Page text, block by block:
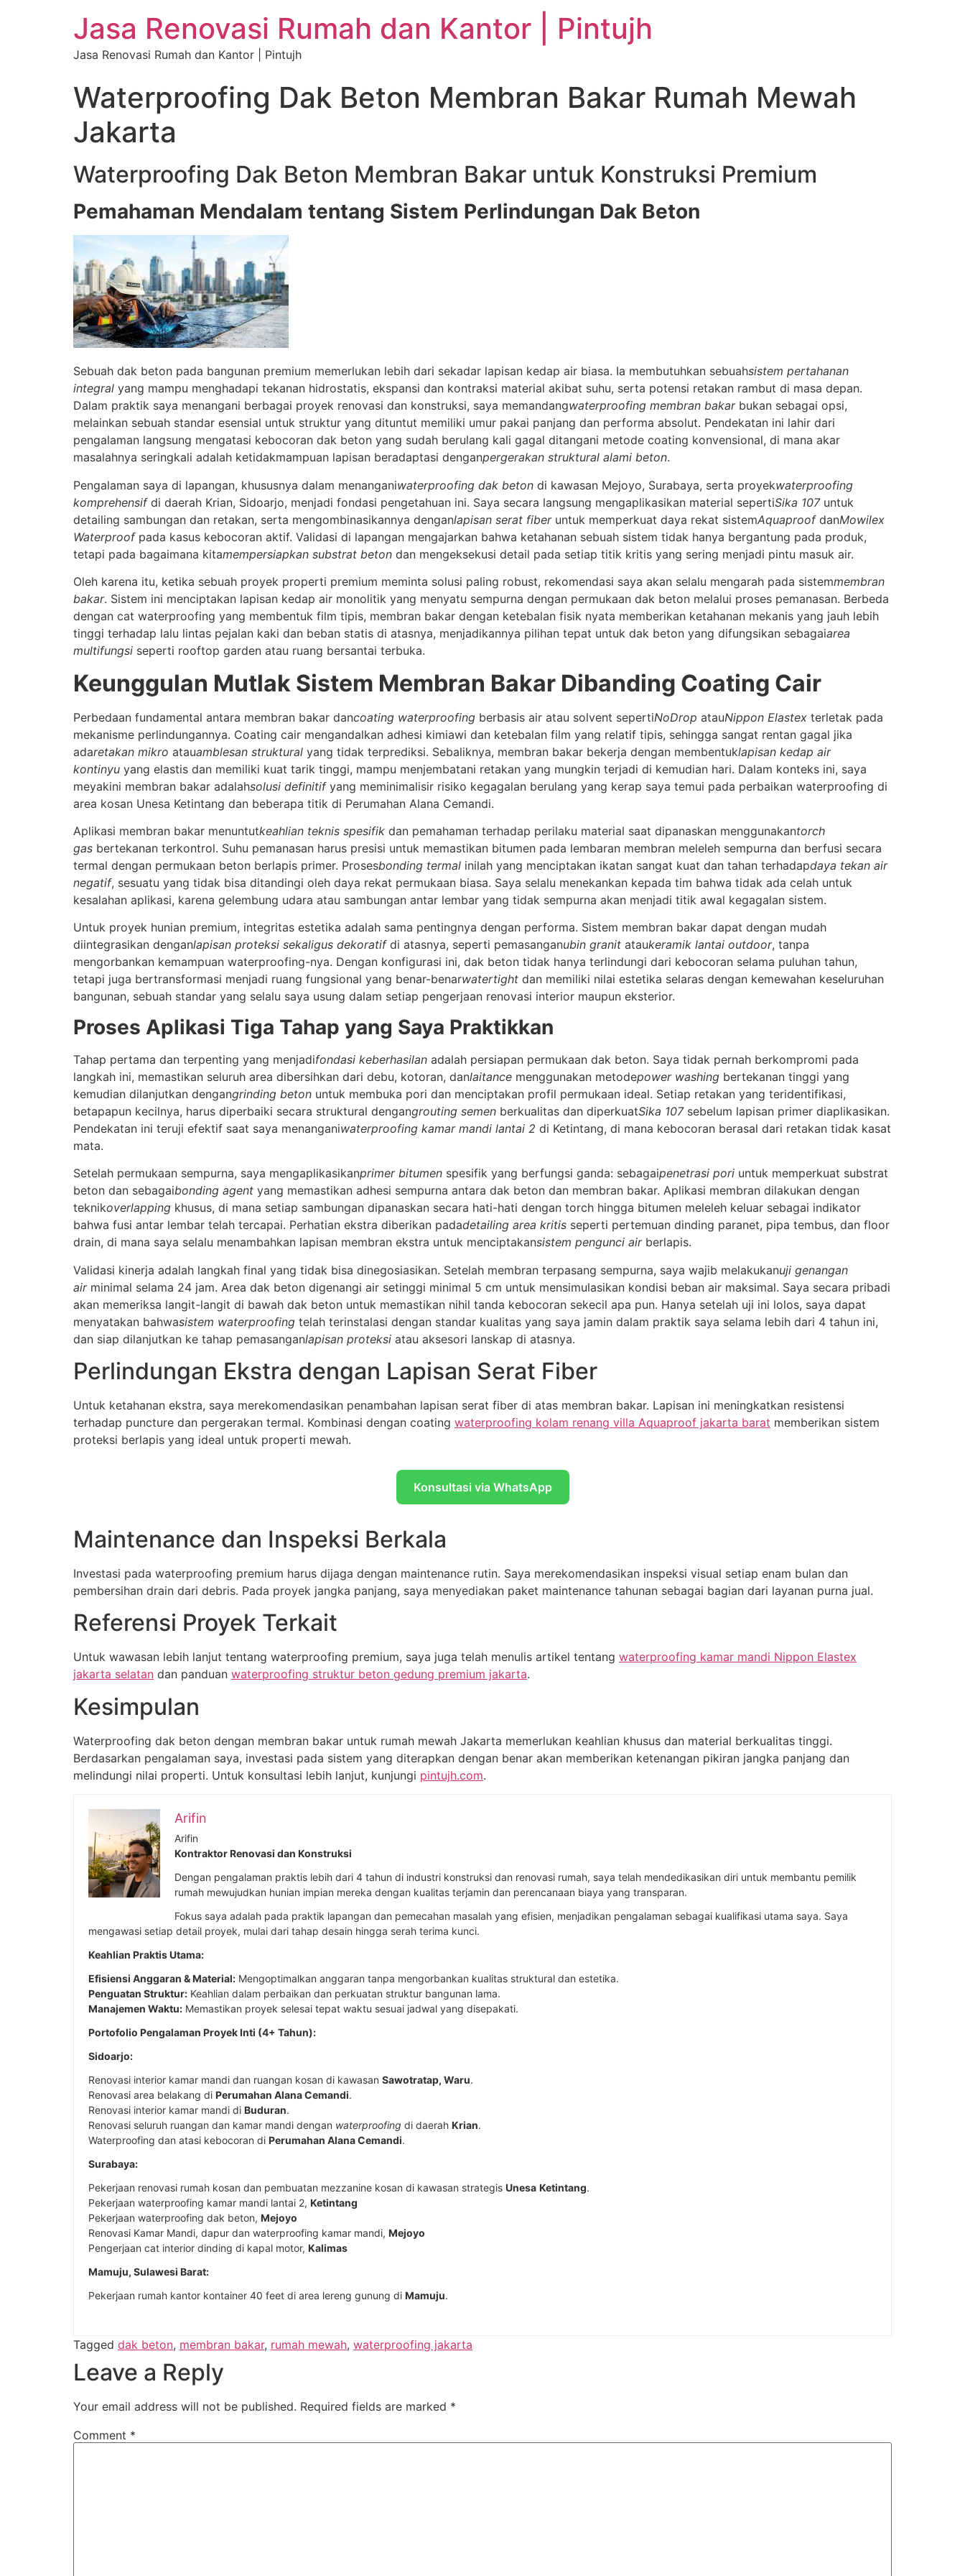
Jasa Renovasi Rumah dan Kantor | Pintujh
Jasa Renovasi Rumah dan Kantor | Pintujh
Waterproofing Dak Beton Membran Bakar Rumah Mewah
Jakarta
Waterproofing Dak Beton Membran Bakar untuk Konstruksi Premium
Pemahaman Mendalam tentang Sistem Perlindungan Dak Beton
Sebuah dak beton pada bangunan premium memerlukan lebih dari sekadar lapisan kedap air biasa. Ia membutuhkan sebuahsistem pertahanan
integral yang mampu menghadapi tekanan hidrostatis, ekspansi dan kontraksi material akibat suhu, serta potensi retakan rambut di masa depan.
Dalam praktik saya menangani berbagai proyek renovasi dan konstruksi, saya memandangwaterproofing membran bakarbukan sebagai opsi,
melainkan sebuah standar esensial untuk struktur yang dituntut memiliki umur pakai panjang dan performa absolut. Pendekatan ini lahir dari
pengalaman langsung mengatasi kebocoran dak beton yang sudah berulang kali gagal ditangani metode coating konvensional, di mana akar
masalahnya seringkali adalah ketidakmampuan lapisan beradaptasi denganpergerakan struktural alami beton.
Pengalaman saya di lapangan, khususnya dalam menanganiwaterproofing dak beton di kawasan Mejoyo, Surabaya, serta proyekwaterproofing
komprehensifdi daerah Krian, Sidoarjo, menjadi fondasi pengetahuan ini. Saya secara langsung mengaplikasikan material sepertiSika 107untuk
detailing sambungan dan retakan, serta mengombinasikannya denganlapisan serat fiberuntuk memperkuat daya rekat sistemAquaproofdanMowilex
Waterproofpada kasus kebocoran aktif. Validasi di lapangan mengajarkan bahwa ketahanan sebuah sistem tidak hanya bergantung pada produk,
tetapi pada bagaimana kitamempersiapkan substrat beton dan mengeksekusi detail pada setiap titik kritis yang sering menjadi pintu masuk air.
Oleh karena itu, ketika sebuah proyek properti premium meminta solusi paling robust, rekomendasi saya akan selalu mengarah pada sistemmembran
bakar. Sistem ini menciptakan lapisan kedap air monolitik yang menyatu sempurna dengan permukaan dak beton melalui proses pemanasan. Berbeda
dengan cat waterproofing yang membentuk film tipis, membran bakar dengan ketebalan fisik nyata memberikan ketahanan mekanis yang jauh lebih
tinggi terhadap lalu lintas pejalan kaki dan beban statis di atasnya, menjadikannya pilihan tepat untuk dak beton yang difungsikan sebagaiarea
multifungsi seperti rooftop garden atau ruang bersantai terbuka.
Keunggulan Mutlak Sistem Membran Bakar Dibanding Coating Cair
Perbedaan fundamental antara membran bakar dancoating waterproofing berbasis air atau solvent sepertiNoDrop atauNippon Elastex terletak pada
mekanisme perlindungannya. Coating cair mengandalkan adhesi kimiawi dan ketebalan film yang relatif tipis, sehingga sangat rentan gagal jika
adaretakan mikro atauamblesan struktural yang tidak terprediksi. Sebaliknya, membran bakar bekerja dengan membentuklapisan kedap air
kontinyu yang elastis dan memiliki kuat tarik tinggi, mampu menjembatani retakan yang mungkin terjadi di kemudian hari. Dalam konteks ini, saya
meyakini membran bakar adalahsolusi definitifyang meminimalisir risiko kegagalan berulang yang kerap saya temui pada perbaikan waterproofing di
area kosan Unesa Ketintang dan beberapa titik di Perumahan Alana Cemandi.
Aplikasi membran bakar menuntutkeahlian teknis spesifik dan pemahaman terhadap perilaku material saat dipanaskan menggunakantorch
gas bertekanan terkontrol. Suhu pemanasan harus presisi untuk memastikan bitumen pada lembaran membran meleleh sempurna dan berfusi secara
termal dengan permukaan beton berlapis primer. Prosesbonding termal inilah yang menciptakan ikatan sangat kuat dan tahan terhadapdaya tekan air
negatif, sesuatu yang tidak bisa ditandingi oleh daya rekat permukaan biasa. Saya selalu menekankan kepada tim bahwa tidak ada celah untuk
kesalahan aplikasi, karena gelembung udara atau sambungan antar lembar yang tidak sempurna akan menjadi titik awal kegagalan sistem.
Untuk proyek hunian premium, integritas estetika adalah sama pentingnya dengan performa. Sistem membran bakar dapat dengan mudah
diintegrasikan denganlapisan proteksi sekaligus dekoratifdi atasnya, seperti pemasanganubin granit ataukeramik lantai outdoor, tanpa
mengorbankan kemampuan waterproofing-nya. Dengan konfigurasi ini, dak beton tidak hanya terlindungi dari kebocoran selama puluhan tahun,
tetapi juga bertransformasi menjadi ruang fungsional yang benar-benarwatertight dan memiliki nilai estetika selaras dengan kemewahan keseluruhan
bangunan, sebuah standar yang selalu saya usung dalam setiap pengerjaan renovasi interior maupun eksterior.
Proses Aplikasi Tiga Tahap yang Saya Praktikkan
Tahap pertama dan terpenting yang menjadifondasi keberhasilan adalah persiapan permukaan dak beton. Saya tidak pernah berkompromi pada
langkah ini, memastikan seluruh area dibersihkan dari debu, kotoran, danlaitance menggunakan metodepower washing bertekanan tinggi yang
kemudian dilanjutkan dengangrinding beton untuk membuka pori dan menciptakan profil permukaan ideal. Setiap retakan yang teridentifikasi,
betapapun kecilnya, harus diperbaiki secara struktural dengangrouting semen berkualitas dan diperkuatSika 107sebelum lapisan primer diaplikasikan.
Pendekatan ini teruji efektif saat saya menanganiwaterproofing kamar mandi lantai 2 di Ketintang, di mana kebocoran berasal dari retakan tidak kasat
mata.
Setelah permukaan sempurna, saya mengaplikasikanprimer bitumen spesifik yang berfungsi ganda: sebagaipenetrasi pori untuk memperkuat substrat
beton dan sebagaibonding agent yang memastikan adhesi sempurna antara dak beton dan membran bakar. Aplikasi membran dilakukan dengan
teknikoverlapping khusus, di mana setiap sambungan dipanaskan secara hati-hati dengan torch hingga bitumen meleleh keluar sebagai indikator
bahwa fusi antar lembar telah tercapai. Perhatian ekstra diberikan padadetailing area kritis seperti pertemuan dinding paranet, pipa tembus, dan floor
drain, di mana saya selalu menambahkan lapisan membran ekstra untuk menciptakansistem pengunci airberlapis.
Validasi kinerja adalah langkah final yang tidak bisa dinegosiasikan. Setelah membran terpasang sempurna, saya wajib melakukanuji genangan
airminimal selama 24 jam. Area dak beton digenangi air setinggi minimal 5 cm untuk mensimulasikan kondisi beban air maksimal. Saya secara pribadi
akan memeriksa langit-langit di bawah dak beton untuk memastikan nihil tanda kebocoran sekecil apa pun. Hanya setelah uji ini lolos, saya dapat
menyatakan bahwasistem waterproofing telah terinstalasi dengan standar kualitas yang saya jamin dalam praktik saya selama lebih dari 4 tahun ini,
dan siap dilanjutkan ke tahap pemasanganlapisan proteksi atau aksesori lanskap di atasnya.
Perlindungan Ekstra dengan Lapisan Serat Fiber
Untuk ketahanan ekstra, saya merekomendasikan penambahan lapisan serat fiber di atas membran bakar. Lapisan ini meningkatkan resistensi
terhadap puncture dan pergerakan termal. Kombinasi dengan coating waterproofing kolam renang villa Aquaproof jakarta barat memberikan sistem
proteksi berlapis yang ideal untuk properti mewah.
Konsultasi via WhatsApp
Maintenance dan Inspeksi Berkala
Investasi pada waterproofing premium harus dijaga dengan maintenance rutin. Saya merekomendasikan inspeksi visual setiap enam bulan dan
pembersihan drain dari debris. Pada proyek jangka panjang, saya menyediakan paket maintenance tahunan sebagai bagian dari layanan purna jual.
Referensi Proyek Terkait
Untuk wawasan lebih lanjut tentang waterproofing premium, saya juga telah menulis artikel tentang waterproofing kamar mandi Nippon Elastex
jakarta selatan dan panduan waterproofing struktur beton gedung premium jakarta.
Kesimpulan
Waterproofing dak beton dengan membran bakar untuk rumah mewah Jakarta memerlukan keahlian khusus dan material berkualitas tinggi.
Berdasarkan pengalaman saya, investasi pada sistem yang diterapkan dengan benar akan memberikan ketenangan pikiran jangka panjang dan
melindungi nilai properti. Untuk konsultasi lebih lanjut, kunjungi pintujh.com.
Arifin
Arifin
Kontraktor Renovasi dan Konstruksi
Dengan pengalaman praktis lebih dari 4 tahun di industri konstruksi dan renovasi rumah, saya telah mendedikasikan diri untuk membantu pemilik
rumah mewujudkan hunian impian mereka dengan kualitas terjamin dan perencanaan biaya yang transparan.
Fokus saya adalah pada praktik lapangan dan pemecahan masalah yang efisien, menjadikan pengalaman sebagai kualifikasi utama saya. Saya
mengawasi setiap detail proyek, mulai dari tahap desain hingga serah terima kunci.
Keahlian Praktis Utama:
Efisiensi Anggaran & Material: Mengoptimalkan anggaran tanpa mengorbankan kualitas struktural dan estetika.
Penguatan Struktur: Keahlian dalam perbaikan dan perkuatan struktur bangunan lama.
Manajemen Waktu: Memastikan proyek selesai tepat waktu sesuai jadwal yang disepakati.
Portofolio Pengalaman Proyek Inti (4+ Tahun):
Sidoarjo:
Renovasi interior kamar mandi dan ruangan kosan di kawasan Sawotratap, Waru.
Renovasi area belakang di Perumahan Alana Cemandi.
Renovasi interior kamar mandi di Buduran.
Renovasi seluruh ruangan dan kamar mandi dengan waterproofing di daerah Krian.
Waterproofing dan atasi kebocoran di Perumahan Alana Cemandi.
Surabaya:
Pekerjaan renovasi rumah kosan dan pembuatan mezzanine kosan di kawasan strategis Unesa Ketintang.
Pekerjaan waterproofing kamar mandi lantai 2, Ketintang
Pekerjaan waterproofing dak beton, Mejoyo
Renovasi Kamar Mandi, dapur dan waterproofing kamar mandi, Mejoyo
Pengerjaan cat interior dinding di kapal motor, Kalimas
Mamuju, Sulawesi Barat:
Pekerjaan rumah kantor kontainer 40 feet di area lereng gunung di Mamuju.
Tagged dak beton, membran bakar, rumah mewah, waterproofing jakarta
Leave a Reply
Your email address will not be published. Required fields are marked *
Comment *